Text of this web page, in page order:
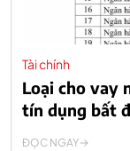
Tài chính
Loại cho vay
tín dụng bất
ĐỌC NGAY